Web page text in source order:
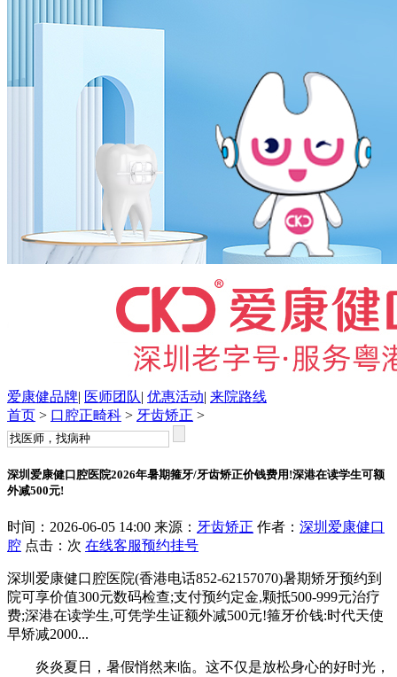
爱康健品牌| 医师团队| 优惠活动| 来院路线
首页 > 口腔正畸科 > 牙齿矫正 >
深圳爱康健口腔医院2026年暑期箍牙/牙齿矫正价钱费用!深港在读学生可额
外减500元!
时间：2026-06-05 14:00 来源： 牙齿矫正 作者： 深圳爱康健口
腔 点击： 次 在线客服预约挂号
深圳爱康健口腔医院(香港电话852-62157070)暑期矫牙预约到
院可享价值300元数码检查;支付预约定金,颗抵500-999元治疗
费;深港在读学生,可凭学生证额外减500元!箍牙价钱:时代天使
早矫减2000...
炎炎夏日，暑假悄然来临。这不仅是放松身心的好时光，